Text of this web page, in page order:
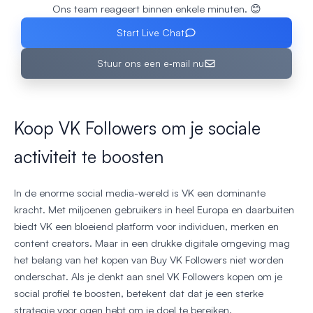
Ons team reageert binnen enkele minuten. 😊
Start Live Chat
Stuur ons een e‑mail nu
Koop VK Followers om je sociale
activiteit te boosten
In de enorme social media-wereld is VK een dominante
kracht. Met miljoenen gebruikers in heel Europa en daarbuiten
biedt VK een bloeiend platform voor individuen, merken en
content creators. Maar in een drukke digitale omgeving mag
het belang van het kopen van Buy VK Followers niet worden
onderschat. Als je denkt aan snel VK Followers kopen om je
social profiel te boosten, betekent dat dat je een sterke
strategie voor ogen hebt om je doel te bereiken.